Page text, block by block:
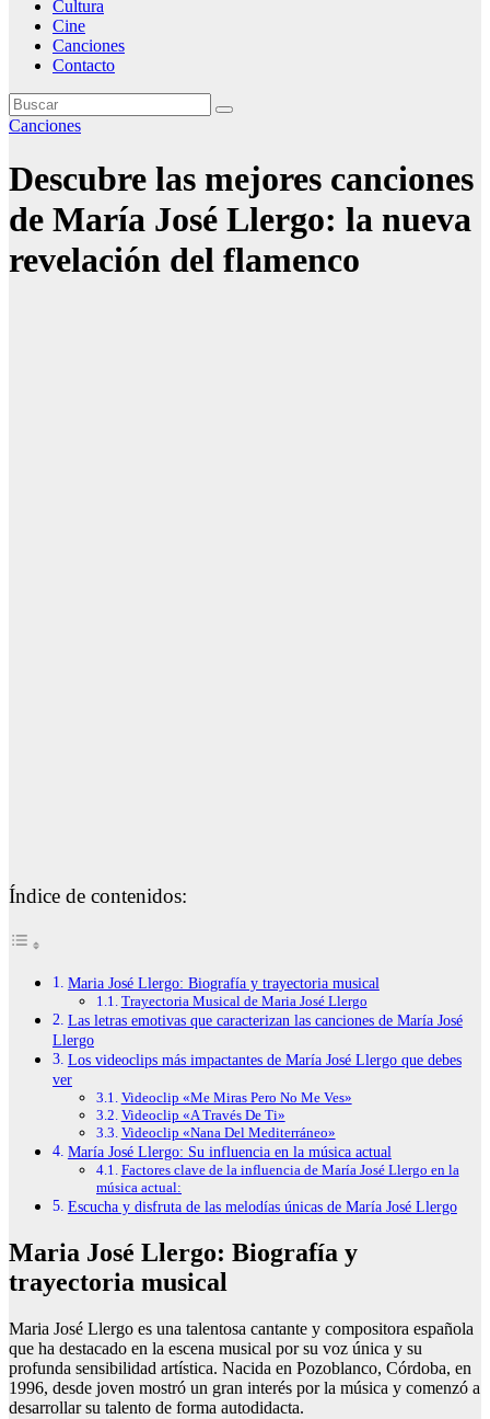
Cultura
Cine
Canciones
Contacto
Canciones
Descubre las mejores canciones
de María José Llergo: la nueva
revelación del flamenco
Índice de contenidos:
Maria José Llergo: Biografía y trayectoria musical
Trayectoria Musical de Maria José Llergo
Las letras emotivas que caracterizan las canciones de María José
Llergo
Los videoclips más impactantes de María José Llergo que debes
ver
Videoclip «Me Miras Pero No Me Ves»
Videoclip «A Través De Ti»
Videoclip «Nana Del Mediterráneo»
María José Llergo: Su influencia en la música actual
Factores clave de la influencia de María José Llergo en la
música actual:
Escucha y disfruta de las melodías únicas de María José Llergo
Maria José Llergo: Biografía y
trayectoria musical
Maria José Llergo es una talentosa cantante y compositora española
que ha destacado en la escena musical por su voz única y su
profunda sensibilidad artística. Nacida en Pozoblanco, Córdoba, en
1996, desde joven mostró un gran interés por la música y comenzó a
desarrollar su talento de forma autodidacta.